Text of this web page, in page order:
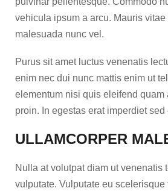
vehicula ipsum a arcu. Mauris
malesuada nunc vel.
Purus sit amet luctus venenatis
enim nec dui nunc mattis enim ut
elementum nisi quis eleifend quam
proin. In egestas erat imperdiet sed
ULLAMCORPER
Nulla at volutpat diam ut venenatis
vulputate. Vulputate eu